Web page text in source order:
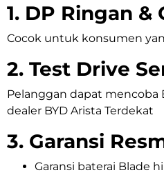
1. DP Ringan
Cocok untuk konsumen
2. Test Drive
Pelanggan dapat mencoba
dealer BYD Arista Terdekat
3. Garansi
Garansi baterai Blade